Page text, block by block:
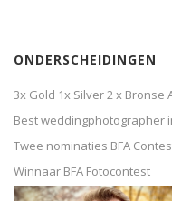
ONDERSCHEIDINGEN
3x Gold 1x Silver 2 x Bronse
Best weddingphotographer
Twee nominaties BFA
Winnaar BFA Fotocontest